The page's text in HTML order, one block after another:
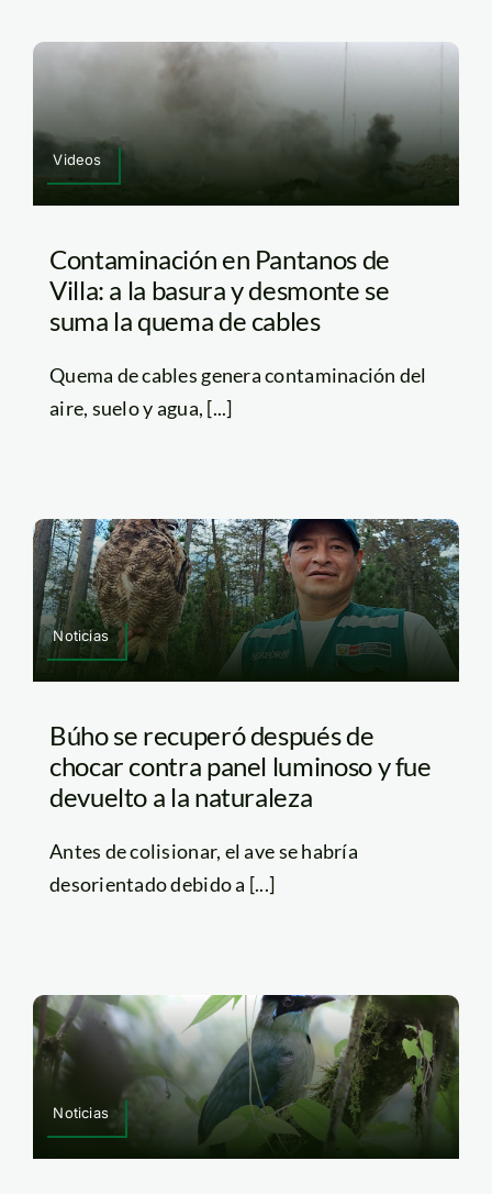
Videos
Contaminación en Pantanos de
Villa: a la basura y desmonte se
suma la quema de cables
Quema de cables genera contaminación del
aire, suelo y agua, [...]
Noticias
Búho se recuperó después de
chocar contra panel luminoso y fue
devuelto a la naturaleza
Antes de colisionar, el ave se habría
desorientado debido a [...]
Noticias